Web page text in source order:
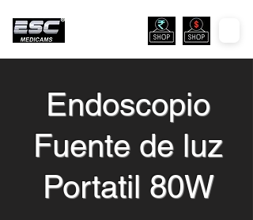
Endoscopio
Fuente de luz
Portatil 80W